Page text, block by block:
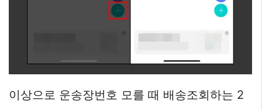
이상으로 운송장번호 모를 때 배송조회하는 2